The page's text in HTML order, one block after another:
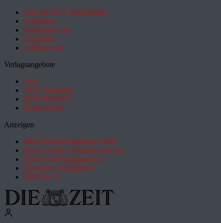
Jobs im ZEIT Stellenmarkt
academics
academics.com
GoodJobs
e-fellows.net
Verlagsangebote
Abo
ZEIT Akademie
ZEIT REISEN
Partnersuche
Anzeigen
Most Wanted Employer 2026
How it works: Studium und Job
ZEIT Forschungskosmos
Deutsches Schulportal
ZEIT für X